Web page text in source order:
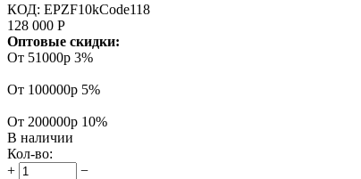
КОД: EPZF10kCode118
128 000 Р
Оптовые скидки:
От 51000р 3%
От 100000р 5%
От 200000р 10%
В наличии
Кол-во:
+
−